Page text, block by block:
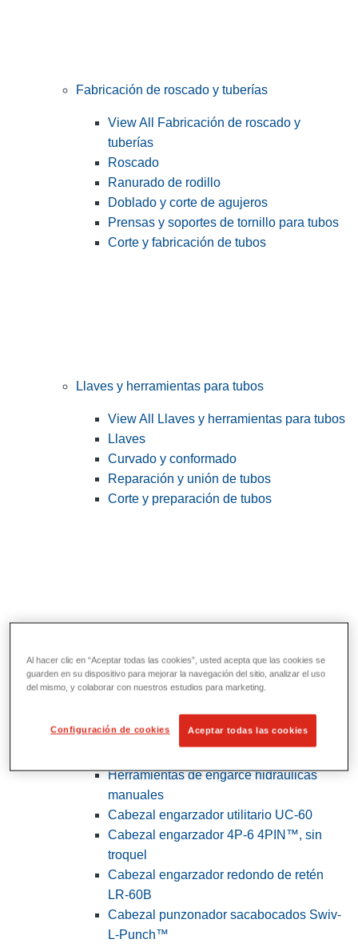
Fabricación de roscado y tuberías
View All Fabricación de roscado y
tuberías
Roscado
Ranurado de rodillo
Doblado y corte de agujeros
Prensas y soportes de tornillo para tubos
Corte y fabricación de tubos
Llaves y herramientas para tubos
View All Llaves y herramientas para tubos
Llaves
Curvado y conformado
Reparación y unión de tubos
Corte y preparación de tubos
Herramientas de servicios públicos y de
View All Herramientas de servicios
Herramientas de engarce hidráulicas
manuales
Cabezal engarzador utilitario UC-60
Cabezal engarzador 4P-6 4PIN™, sin
troquel
Cabezal engarzador redondo de retén
LR-60B
Cabezal punzonador sacabocados Swiv-
L-Punch™
Al hacer clic en “Aceptar todas las cookies”, usted acepta que las cookies se
guarden en su dispositivo para mejorar la navegación del sitio, analizar el uso
del mismo, y colaborar con nuestros estudios para marketing.
Configuración de cookies Aceptar todas las cookies